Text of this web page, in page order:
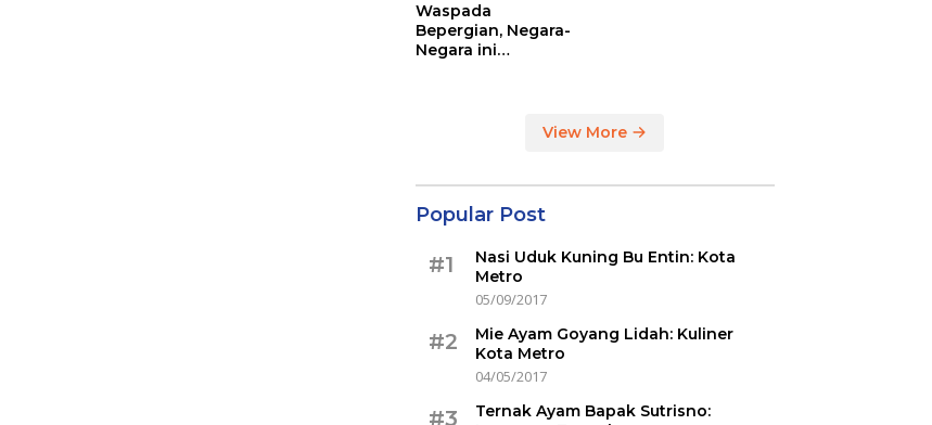
Waspada
Bepergian, Negara-
Negara ini
View More
Popular Post
#1
Nasi Uduk Kuning Bu Entin: Kota
Metro
05/09/2017
#2
Mie Ayam Goyang Lidah: Kuliner
Kota Metro
04/05/2017
#3
Ternak Ayam Bapak Sutrisno: